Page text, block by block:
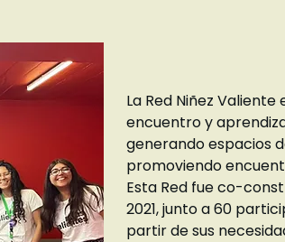
La Red Niñez
encuentro y
generando espacios
promoviendo
Esta Red fue co-
2021, junto a 60
partir de sus